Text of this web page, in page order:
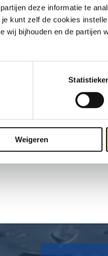
deze informatie te
kunt zelf de cookies
wij bijhouden en de partijen
Weigeren